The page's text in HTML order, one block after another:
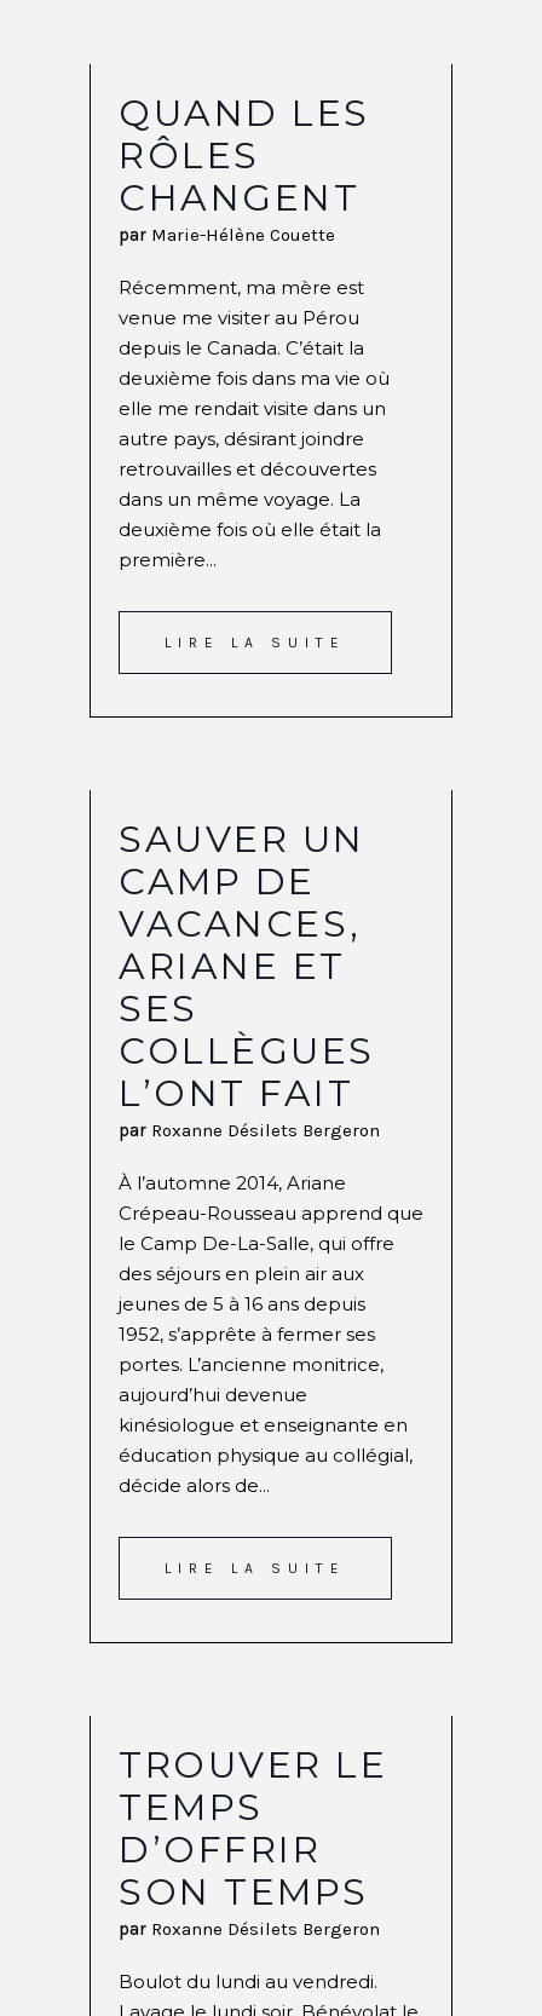
QUAND LES
RÔLES
CHANGENT
par Marie-Hélène Couette
Récemment, ma mère est
venue me visiter au Pérou
depuis le Canada. C’était la
deuxième fois dans ma vie où
elle me rendait visite dans un
autre pays, désirant joindre
retrouvailles et découvertes
dans un même voyage. La
deuxième fois où elle était la
première...
LIRE LA SUITE
SAUVER UN
CAMP DE
VACANCES,
ARIANE ET
SES
COLLÈGUES
L’ONT FAIT
par Roxanne Désilets Bergeron
À l’automne 2014, Ariane
Crépeau-Rousseau apprend que
le Camp De-La-Salle, qui offre
des séjours en plein air aux
jeunes de 5 à 16 ans depuis
1952, s’apprête à fermer ses
portes. L’ancienne monitrice,
aujourd’hui devenue
kinésiologue et enseignante en
éducation physique au collégial,
décide alors de...
LIRE LA SUITE
TROUVER LE
TEMPS
D’OFFRIR
SON TEMPS
par Roxanne Désilets Bergeron
Boulot du lundi au vendredi.